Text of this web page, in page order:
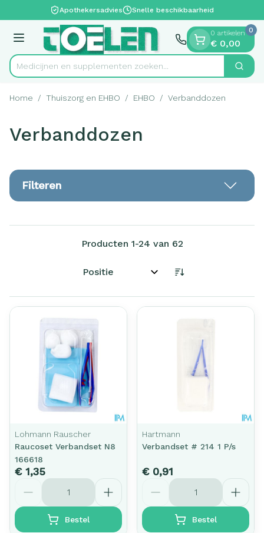
Ga naar de inhoudApothekersadvies Snelle beschikbaarheid
Menu
Product, merk, categorie...
Medicijnen en supplementen zoeken... Zoek
0 artikelen
€ 0,00
0
Home / Thuiszorg en EHBO / EHBO / Verbanddozen
Verbanddozen
Filteren
Producten 1-24 van 62
Sorteer op:
Lohmann Rauscher
Raucoset Verbandset N8
166618
€ 1,35
Aantal
Bestel
Hartmann
Verbandset # 214 1 P/s
€ 0,91
Aantal
Bestel